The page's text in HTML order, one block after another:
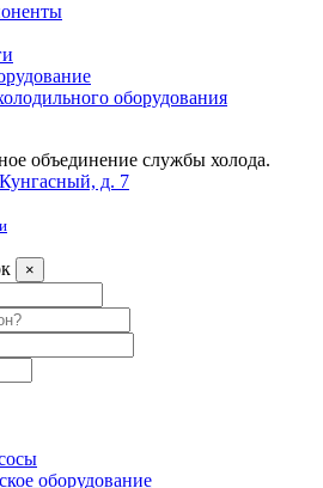
оборудования
объединение службы холода.
д. 7
×
оборудование